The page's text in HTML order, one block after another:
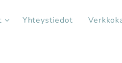
Yhteystiedot